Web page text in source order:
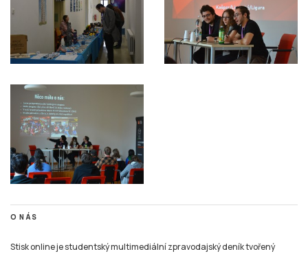
O NÁS
Stisk online je studentský multimediální zpravodajský deník tvořený